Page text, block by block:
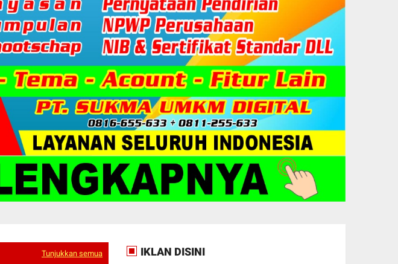
Tunjukkan semua IKLAN DISINI